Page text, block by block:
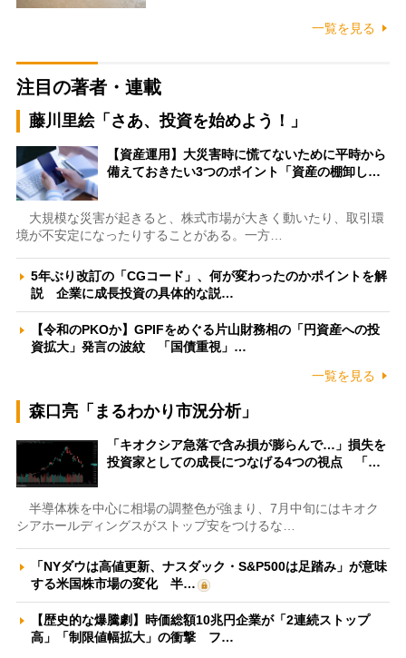
一覧を見る
注目の著者・連載
藤川里絵「さあ、投資を始めよう！」
【資産運用】大災害時に慌てないために平時から
備えておきたい3つのポイント「資産の棚卸し…
大規模な災害が起きると、株式市場が大きく動いたり、取引環
境が不安定になったりすることがある。一方…
5年ぶり改訂の「CGコード」、何が変わったのかポイントを解
説 企業に成長投資の具体的な説…
【令和のPKOか】GPIFをめぐる片山財務相の「円資産への投
資拡大」発言の波紋 「国債重視」…
一覧を見る
森口亮「まるわかり市況分析」
「キオクシア急落で含み損が膨らんで…」損失を
投資家としての成長につなげる4つの視点 「…
半導体株を中心に相場の調整色が強まり、7月中旬にはキオク
シアホールディングスがストップ安をつけるな…
「NYダウは高値更新、ナスダック・S&P500は足踏み」が意味
する米国株市場の変化 半…
【歴史的な爆騰劇】時価総額10兆円企業が「2連続ストップ
高」「制限値幅拡大」の衝撃 フ…